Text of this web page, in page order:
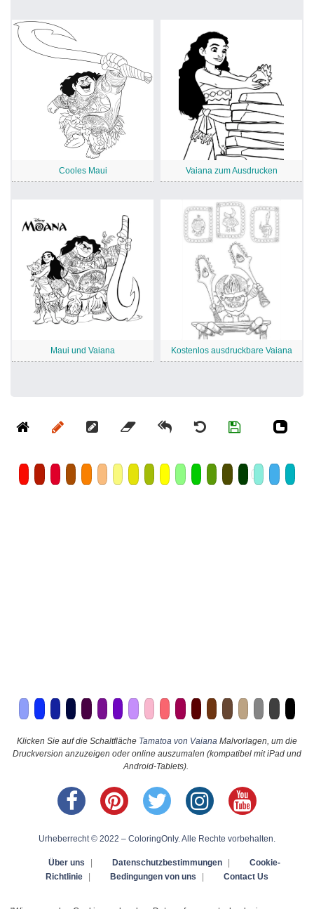
Cooles Maui Vaiana zum Ausdrucken
Maui und Vaiana Kostenlos ausdruckbare Vaiana
Klicken Sie auf die Schaltfläche Tamatoa von Vaiana Malvorlagen, um die
Druckversion anzuzeigen oder online auszumalen (kompatibel mit iPad und
Android-Tablets).
Urheberrecht © 2022 – ColoringOnly. Alle Rechte vorbehalten.
Über uns Datenschutzbestimmungen
Cookie-
Richtlinie
Bedingungen von uns Contact Us